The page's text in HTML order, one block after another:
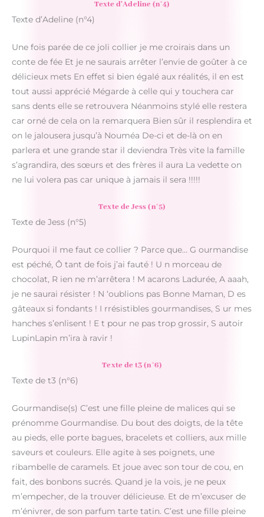
Texte d’Adeline (n°4)
Texte d’Adeline (n°4)
Une fois parée de ce joli collier je me croirais dans un
conte de fée Et je ne saurais arrêter l’envie de goûter à ce
délicieux mets En effet si bien égalé aux réalités, il en est
tout aussi apprécié Mégarde à celle qui y touchera car
sans dents elle se retrouvera Néanmoins stylé elle restera
car orné de cela on la remarquera Bien sûr il resplendira et
on le jalousera jusqu’à Nouméa De-ci et de-là on en
parlera et une grande star il deviendra Très vite la famille
s’agrandira, des sœurs et des frères il aura La vedette on
ne lui volera pas car unique à jamais il sera !!!!!
Texte de Jess (n°5)
Texte de Jess (n°5)
Pourquoi il me faut ce collier ? Parce que… G ourmandise
est péché, Ô tant de fois j’ai fauté ! U n morceau de
chocolat, R ien ne m’arrêtera ! M acarons Ladurée, A aaah,
je ne saurai résister ! N ‘oublions pas Bonne Maman, D es
gâteaux si fondants ! I rrésistibles gourmandises, S ur mes
hanches s’enlisent ! E t pour ne pas trop grossir, S autoir
LupinLapin m’ira à ravir !
Texte de t3 (n°6)
Texte de t3 (n°6)
Gourmandise(s) C’est une fille pleine de malices qui se
prénomme Gourmandise. Du bout des doigts, de la tête
au pieds, elle porte bagues, bracelets et colliers, aux mille
saveurs et couleurs. Elle agite à ses poignets, une
ribambelle de caramels. Et joue avec son tour de cou, en
fait, des bonbons sucrés. Quand je la vois, je ne peux
m’empecher, de la trouver délicieuse. Et de m’excuser de
m’énivrer, de son parfum tarte tatin. C’est une fille pleine